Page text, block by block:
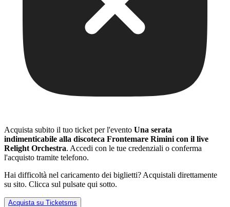
Acquista subito il tuo ticket per l'evento Una serata
indimenticabile alla discoteca Frontemare Rimini con il live
Relight Orchestra. Accedi con le tue credenziali o conferma
l'acquisto tramite telefono.
Hai difficoltà nel caricamento dei biglietti? Acquistali direttamente
su sito. Clicca sul pulsate qui sotto.
Acquista su Ticketsms